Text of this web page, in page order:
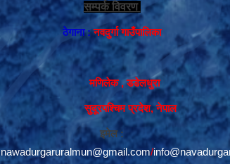
सम्पर्क विवरण
ठेगाना :नवदुर्गा गाउँपालिका
मणिलेक , डडेलधुरा
सुदूरपश्चिम प्रदेश, नेपाल
इमेल :
nawadurgaruralmun@gmail.com/